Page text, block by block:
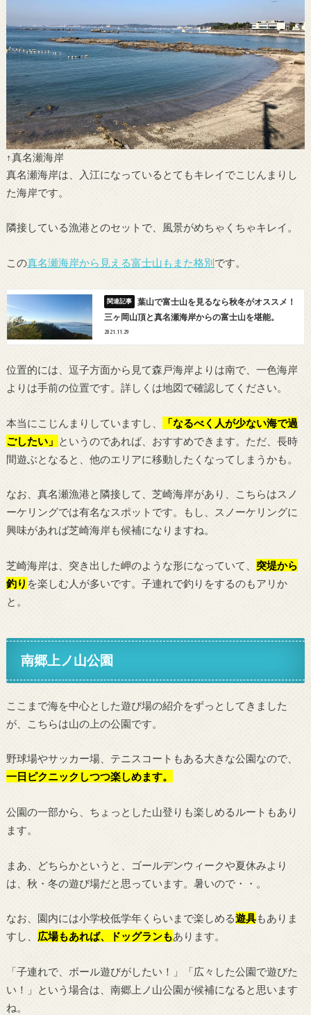
↑真名瀬海岸
真名瀬海岸は、入江になっているとてもキレイでこじんまりし
た海岸です。
隣接している漁港とのセットで、風景がめちゃくちゃキレイ。
この真名瀬海岸から見える富士山もまた格別です。
葉山で富士山を見るなら秋冬がオススメ！
三ヶ岡山頂と真名瀬海岸からの富士山を堪能。
2021.11.29
位置的には、逗子方面から見て森戸海岸よりは南で、一色海岸
よりは手前の位置です。詳しくは地図で確認してください。
本当にこじんまりしていますし、
「なるべく人が少ない海で過
ごしたい」 というのであれば、おすすめできます。ただ、長時
間遊ぶとなると、他のエリアに移動したくなってしまうかも。
なお、真名瀬漁港と隣接して、芝崎海岸があり、こちらはスノ
ーケリングでは有名なスポットです。もし、スノーケリングに
興味があれば芝崎海岸も候補になりますね。
芝崎海岸は、突き出した岬のような形になっていて、 突堤から
釣り を楽しむ人が多いです。子連れで釣りをするのもアリか
と。
南郷上ノ山公園
ここまで海を中心とした遊び場の紹介をずっとしてきました
が、こちらは山の上の公園です。
野球場やサッカー場、テニスコートもある大きな公園なので、
一日ピクニックしつつ楽しめます。
公園の一部から、ちょっとした山登りも楽しめるルートもあり
ます。
まあ、どちらかというと、ゴールデンウィークや夏休みより
は、秋・冬の遊び場だと思っています。暑いので・・。
なお、園内には小学校低学年くらいまで楽しめる遊具もありま
すし、 広場もあれば、ドッグランもあります。
「子連れで、ボール遊びがしたい！」「広々した公園で遊びた
い！」という場合は、南郷上ノ山公園が候補になると思います
ね。